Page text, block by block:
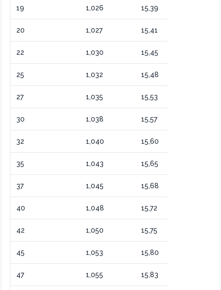
19 1,026 15,39
20 1,027 15,41
22 1,030 15,45
25 1,032 15,48
27 1,035 15,53
30 1,038 15,57
32 1,040 15,60
35 1,043 15,65
37 1,045 15,68
40 1,048 15,72
42 1,050 15,75
45 1,053 15,80
47 1,055 15,83